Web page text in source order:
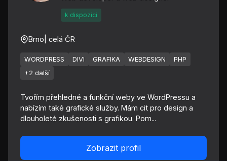
k dispozici
Brno | celá ČR
WORDPRESS DIVI GRAFIKA WEBDESIGN
PHP
+2 další
Tvořím přehledné a funkční weby ve WordPressu a
nabízím také grafické služby. Mám cit pro design a
dlouholeté zkušenosti s grafikou. Pom...
Zobrazit profil